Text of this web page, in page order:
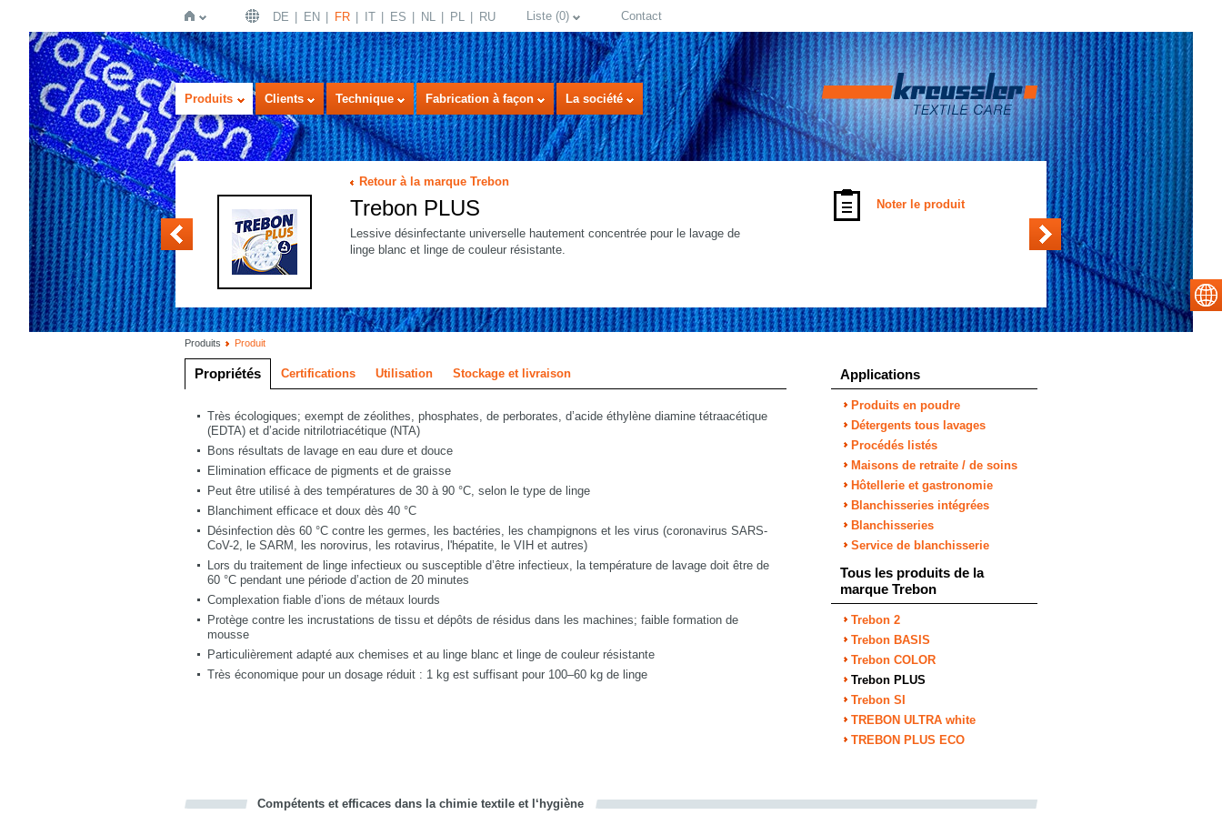
Page
DE EN FR IT ES NL PL RU Liste (0) Contact
Produits Clients Technique Fabrication à façon La société
Trebon SI
Retour à la marque Trebon
Trebon PLUS
Lessive désinfectante universelle hautement concentrée pour le lavage de
linge blanc et linge de couleur résistante.
Noter le produit
Produits Produit
Propriétés Certifications Utilisation Stockage et livraison
Très écologiques; exempt de zéolithes, phosphates, de perborates, d’acide éthylène diamine tétraacétique
(EDTA) et d’acide nitrilotriacétique (NTA)
Bons résultats de lavage en eau dure et douce
Elimination efficace de pigments et de graisse
Peut être utilisé à des températures de 30 à 90 °C, selon le type de linge
Blanchiment efficace et doux dès 40 °C
Désinfection dès 60 °C contre les germes, les bactéries, les champignons et les virus (coronavirus SARS-
CoV-2, le SARM, les norovirus, les rotavirus, l'hépatite, le VIH et autres)
Lors du traitement de linge infectieux ou susceptible d’être infectieux, la température de lavage doit être de
60 °C pendant une période d’action de 20 minutes
Complexation fiable d’ions de métaux lourds
Protège contre les incrustations de tissu et dépôts de résidus dans les machines; faible formation de
mousse
Particulièrement adapté aux chemises et au linge blanc et linge de couleur résistante
Très économique pour un dosage réduit : 1 kg est suffisant pour 100–60 kg de linge
Applications
Produits en poudre
Détergents tous lavages
Procédés listés
Maisons de retraite / de soins
Hôtellerie et gastronomie
Blanchisseries intégrées
Blanchisseries
Service de blanchisserie
Tous les produits de la
marque Trebon
Trebon 2
Trebon BASIS
Trebon COLOR
Trebon PLUS
Trebon SI
TREBON ULTRA white
TREBON PLUS ECO
Compétents et efficaces dans la chimie textile et l‘hygiène